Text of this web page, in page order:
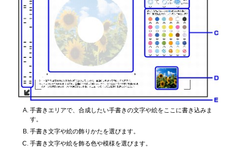
手書きエリアで、合成したい手書きの文字や絵をここに書き込みま
す。
手書き文字や絵の飾りかたを選びます。
手書き文字や絵を飾る色や模様を選びます。